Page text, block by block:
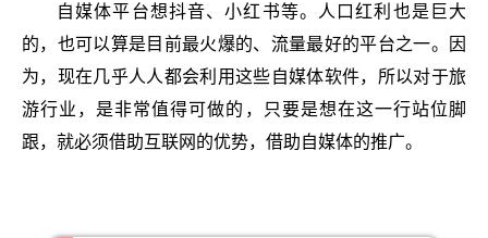
自媒体平台想抖音、小红书等。人口红利也是巨大
的，也可以算是目前最火爆的、流量最好的平台之一。因
为，现在几乎人人都会利用这些自媒体软件，所以对于旅
游行业，是非常值得可做的，只要是想在这一行站位脚
跟，就必须借助互联网的优势，借助自媒体的推广。